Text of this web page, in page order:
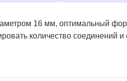
16 мм, оптимальный
количество соединений и